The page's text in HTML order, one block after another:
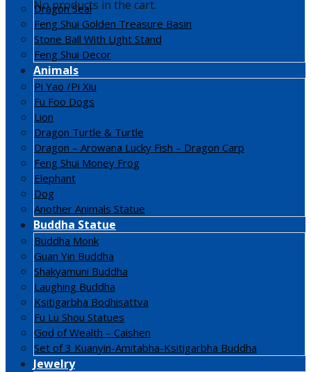
No products in the cart.
Dragon Seal
Feng Shui Golden Treasure Basin
Stone Ball With Light Stand
Feng Shui Decor
Animals
Pi Yao /Pi Xiu
Fu Foo Dogs
Lion
Dragon Turtle & Turtle
Dragon – Arowana Lucky Fish – Dragon Carp
Feng Shui Money Frog
Elephant
Dog
Another Animals Statue
Buddha Statue
Buddha Monk
Guan Yin Buddha
Shakyamuni Buddha
Laughing Buddha
Ksitigarbha Bodhisattva
Fu Lu Shou Statues
God of Wealth – Caishen
Set of 3 Kuanyin-Amitabha-Ksitigarbha Buddha
Jewelry